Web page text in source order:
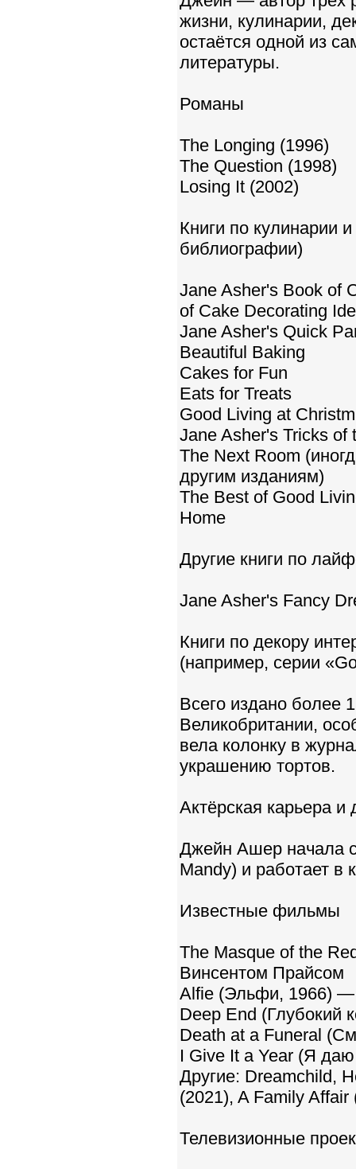
жизни, кулинарии,
остаётся одной из
литературы.
Романы
The Longing (1996)
The Question (1998)
Losing It (2002)
Книги по кулинарии
библиографии)
Jane Asher's Book of
of Cake Decorating
Jane Asher's Quick
Beautiful Baking
Cakes for Fun
Eats for Treats
Good Living at
Jane Asher's Tricks of
The Next Room
другим изданиям)
The Best of Good
Home
Другие книги по
Jane Asher's Fancy
Книги по декору
(например, серии
Всего издано более
Великобритании,
вела колонку в
украшению тортов.
Актёрская карьера и
Джейн Ашер начала
Mandy) и работает в
Известные фильмы
The Masque of the
Винсентом Прайсом
Alfie (Эльфи, 1966)
Deep End (Глубокий
Death at a Funeral
I Give It a Year (Я
Другие: Dreamchild,
(2021), A Family Affair
Телевизионные